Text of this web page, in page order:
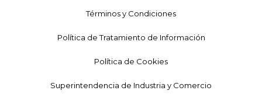
Términos y Condiciones
Política de Tratamiento de Información
Política de Cookies
Superintendencia de Industria y Comercio